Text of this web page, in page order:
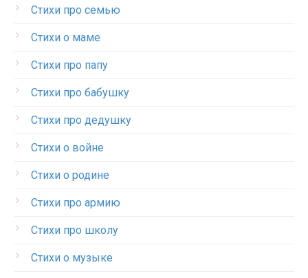
Стихи про семью
Стихи о маме
Стихи про папу
Стихи про бабушку
Стихи про дедушку
Стихи о войне
Стихи о родине
Стихи про армию
Стихи про школу
Стихи о музыке